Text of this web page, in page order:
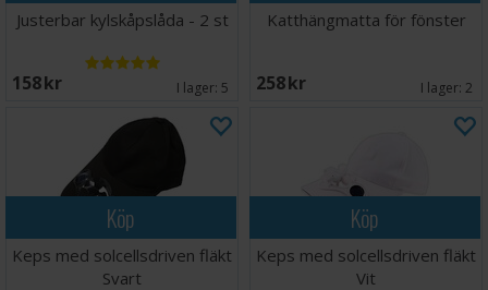
Justerbar kylskåpslåda - 2 st
158 SEK I lager: 5
Katthängmatta för fönster
258 SEK I lager: 2
Köp
Keps med solcellsdriven fläkt
Svart
Köp
Keps med solcellsdriven fläkt
Vit